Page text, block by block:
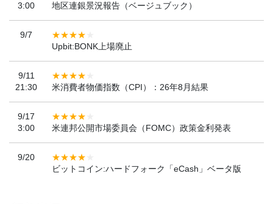
3:00
地区連銀景況報告（ベージュブック）
9/7
Upbit:BONK上場廃止
9/11
21:30
米消費者物価指数（CPI）：26年8月結果
9/17
3:00
米連邦公開市場委員会（FOMC）政策金利発表
9/20
ビットコイン:ハードフォーク「eCash」ベータ版